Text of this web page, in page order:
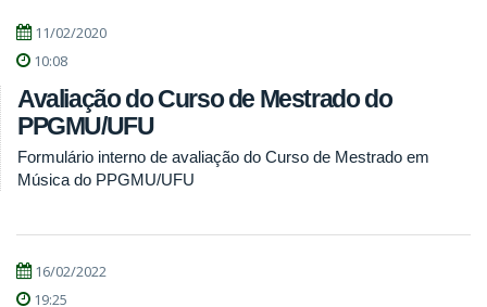
11/02/2020
10:08
Avaliação do Curso de Mestrado do
PPGMU/UFU
Formulário interno de avaliação do Curso de Mestrado em
Música do PPGMU/UFU
16/02/2022
19:25